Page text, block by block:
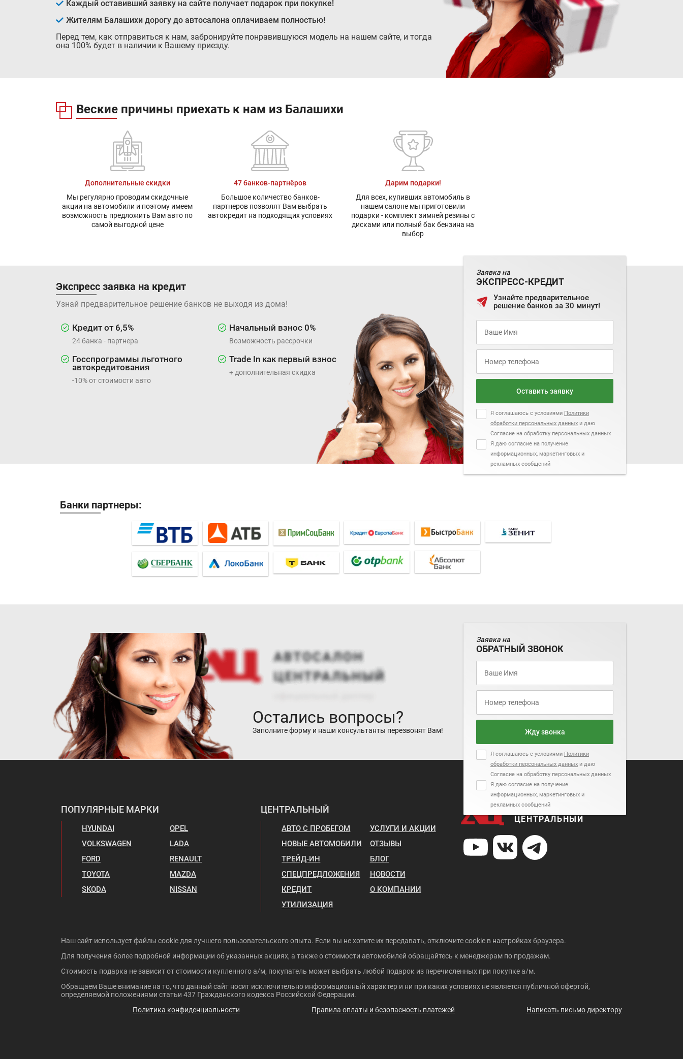
Каждый оставивший заявку на сайте получает подарок при покупке!
Жителям Балашихи дорогу до автосалона оплачиваем полностью!
Перед тем, как отправиться к нам, забронируйте понравившуюся модель на нашем сайте, и тогда
она 100% будет в наличии к Вашему приезду.
Веские причины приехать к нам из Балашихи
Дополнительные скидки
Мы регулярно проводим скидочные
акции на автомобили и поэтому имеем
возможность предложить Вам авто по
самой выгодной цене
47 банков-партнёров
Большое количество банков-
партнеров позволят Вам выбрать
автокредит на подходящих условиях
Дарим подарки!
Для всех, купивших автомобиль в
нашем салоне мы приготовили
подарки - комплект зимней резины с
дисками или полный бак бензина на
выбор
Экспресс заявка на кредит
Узнай предварительное решение банков не выходя из дома!
Кредит от 6,5%
24 банка - партнера
Начальный взнос 0%
Возможность рассрочки
Госспрограммы льготного
автокредитования
-10% от стоимости авто
Trade In как первый взнос
+ дополнительная скидка
Заявка на
ЭКСПРЕСС-КРЕДИТ
Узнайте предварительное
решение банков за 30 минут!
Оставить заявку
Я соглашаюсь с условиями Политики
обработки персональных данных и даю
Согласие на обработку персональных данных
Я даю согласие на получение
информационных, маркетинговых и
рекламных сообщений
Банки партнеры:
Остались вопросы?
Заполните форму и наши консультанты перезвонят Вам!
Заявка на
ОБРАТНЫЙ ЗВОНОК
Жду звонка
Я соглашаюсь с условиями Политики
обработки персональных данных и даю
Согласие на обработку персональных данных
Я даю согласие на получение
информационных, маркетинговых и
рекламных сообщений
ПОПУЛЯРНЫЕ МАРКИ
HYUNDAI
VOLKSWAGEN
FORD
TOYOTA
SKODA
OPEL
LADA
RENAULT
MAZDA
NISSAN
ЦЕНТРАЛЬНЫЙ
АВТО С ПРОБЕГОМ
НОВЫЕ АВТОМОБИЛИ
ТРЕЙД-ИН
СПЕЦПРЕДЛОЖЕНИЯ
КРЕДИТ
УТИЛИЗАЦИЯ
УСЛУГИ И АКЦИИ
ОТЗЫВЫ
БЛОГ
НОВОСТИ
О КОМПАНИИ
АВТОСАЛОН
ЦЕНТРАЛЬНЫЙ
Наш сайт использует файлы cookie для лучшего пользовательского опыта. Если вы не хотите их передавать, отключите cookie в настройках браузера.
Для получения более подробной информации об указанных акциях, а также о стоимости автомобилей обращайтесь к менеджерам по продажам.
Стоимость подарка не зависит от стоимости купленного а/м, покупатель может выбрать любой подарок из перечисленных при покупке а/м.
Обращаем Ваше внимание на то, что данный сайт носит исключительно информационный характер и ни при каких условиях не является публичной офертой,
определяемой положениями статьи 437 Гражданского кодекса Российской Федерации.
Политика конфиденциальности
Правила оплаты и безопасность платежей Написать письмо директору